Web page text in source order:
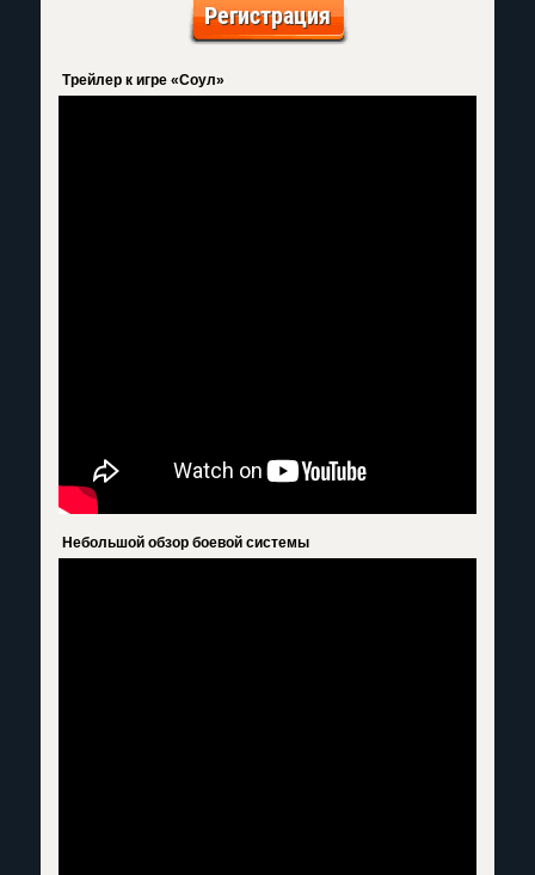
Регистрация
Трейлер к игре «Соул»
Небольшой обзор боевой системы